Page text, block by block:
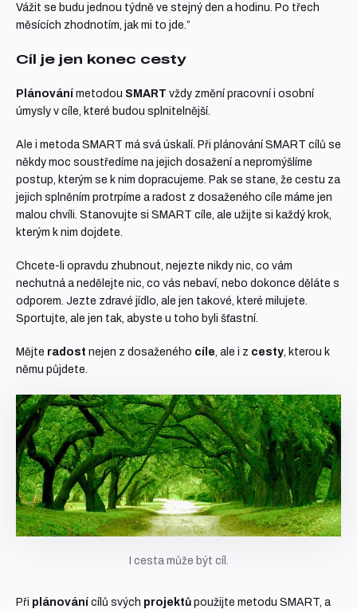
Vážit se budu jednou týdně ve stejný den a hodinu. Po třech
měsících zhodnotím, jak mi to jde.”
Cíl je jen konec cesty
Plánování metodou SMART vždy změní pracovní i osobní
úmysly v cíle, které budou splnitelnější.
Ale i metoda SMART má svá úskalí. Při plánování SMART cílů se
někdy moc soustředíme na jejich dosažení a nepromýšlíme
postup, kterým se k nim dopracujeme. Pak se stane, že cestu za
jejich splněním protrpíme a radost z dosaženého cíle máme jen
malou chvíli. Stanovujte si SMART cíle, ale užijte si každý krok,
kterým k nim dojdete.
Chcete-li opravdu zhubnout, nejezte nikdy nic, co vám
nechutná a nedělejte nic, co vás nebaví, nebo dokonce děláte s
odporem. Jezte zdravé jídlo, ale jen takové, které milujete.
Sportujte, ale jen tak, abyste u toho byli šťastní.
Mějte radost nejen z dosaženého cíle , ale i z cesty , kterou k
němu půjdete.
I cesta může být cíl.
Při plánování cílů svých projektů použijte metodu SMART, a